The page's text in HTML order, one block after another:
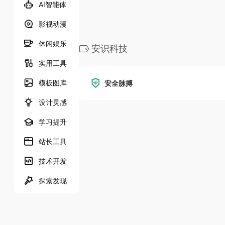
AI智能体
影视动漫
休闲娱乐
实用工具
模板图库
设计灵感
学习提升
站长工具
技术开发
探索发现
安识科技
安全脉搏